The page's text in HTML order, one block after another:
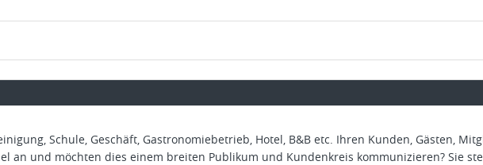
Schule, Geschäft, Gastronomiebetrieb, Hotel, B&B etc. Ihren Kunden, Gästen,
an und möchten dies einem breiten Publikum und Kundenkreis kommunizieren? Sie